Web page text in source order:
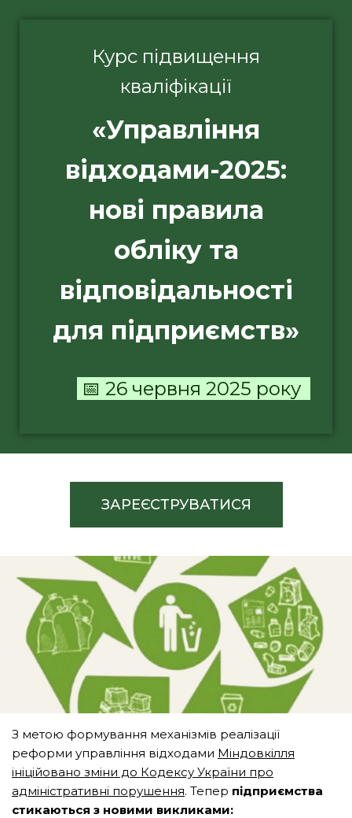
Курс підвищення
кваліфікації
«Управління
відходами-2025:
нові правила
обліку та
відповідальності
для підприємств»
📅 26 червня 2025 року
ЗАРЕЄСТРУВАТИСЯ
З метою формування механізмів реалізації
реформи управління відходами Міндовкілля
ініційовано зміни до Кодексу України про
адміністративні порушення. Тепер підприємства
стикаються з новими викликами: